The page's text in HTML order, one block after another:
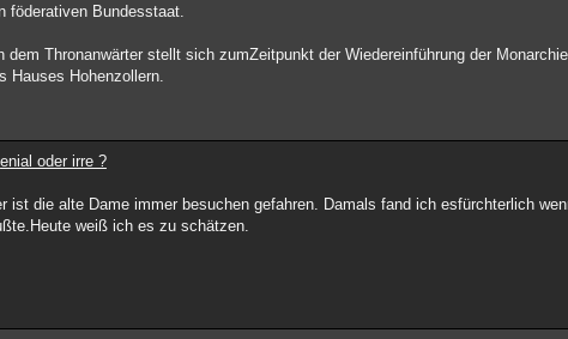
föderativen Bundesstaat.
dem Thronanwärter stellt sich zumZeitpunkt der Wiedereinführung der
Hauses Hohenzollern.
oder irre ?
ist die alte Dame immer besuchen gefahren. Damals fand ich esfürchterlich
weiß ich es zu schätzen.